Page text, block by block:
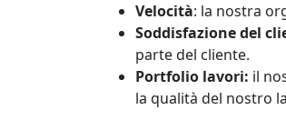
Velocità: la nostra
Soddisfazione del
parte del cliente.
Portfolio lavori: il
la qualità del nostro